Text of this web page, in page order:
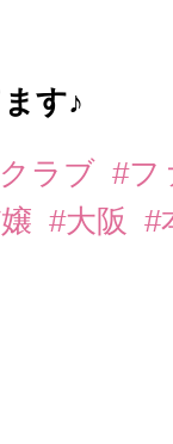
す♪
ラブ #フ
#大阪 #